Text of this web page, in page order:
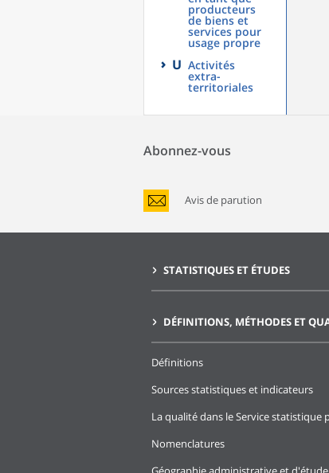
producteurs
de biens et
services pour
usage propre
U Activités
extra-
territoriales
Abonnez-vous
Avis de parution
STATISTIQUES ET ÉTUDES
DÉFINITIONS, MÉTHODES ET
Définitions
Sources statistiques et indicateurs
La qualité dans le Service statistique
Nomenclatures